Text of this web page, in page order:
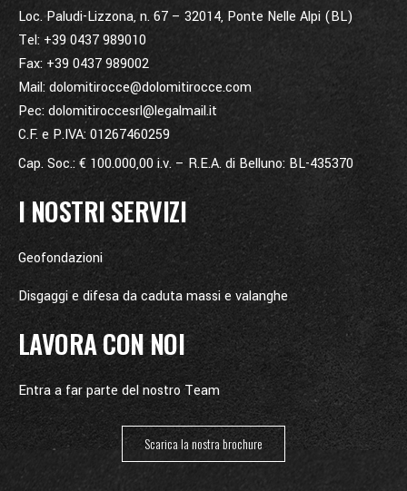
Loc. Paludi-Lizzona, n. 67 – 32014, Ponte Nelle Alpi (BL)
Tel: +39 0437 989010
Fax: +39 0437 989002
Mail: dolomitirocce@dolomitirocce.com
Pec: dolomitiroccesrl@legalmail.it
C.F. e P.IVA: 01267460259
Cap. Soc.: € 100.000,00 i.v. – R.E.A. di Belluno: BL-435370
I NOSTRI SERVIZI
Geofondazioni
Disgaggi e difesa da caduta massi e valanghe
LAVORA CON NOI
Entra a far parte del nostro Team
Scarica la nostra brochure